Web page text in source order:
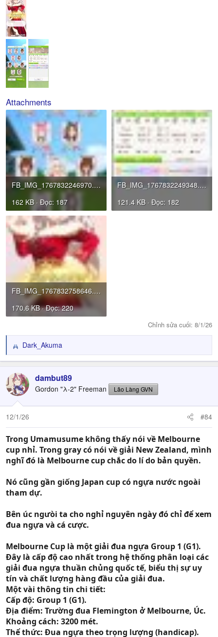
Attachments
FB_IMG_1767832246970.jpg
162 KB · Đọc: 187
FB_IMG_1767832249348.jpg
121.4 KB · Đọc: 182
FB_IMG_1767832758646.jpg
170.6 KB · Đọc: 220
Chỉnh sửa cuối: 8/1/26
R
e
c
t
i
o
n
Dark_Akuma
dambut89
Gordon "λ-2" Freeman Lão Làng GVN
12/1/26 #84
Trong Umamusume không thấy nói về Melbourne
cup nhỉ. Trong gray có nói về giải New Zealand, mình
nghĩ đó là Melbourne cup chắc do lí do bản quyền.
Nó cũng gần giống Japan cup có ngựa nước ngoài
tham dự.
Bên úc ngưòi ta cho nghỉ nguyên ngày đó chỉ để xem
đua ngựa và cá cược.
Melbourne Cup là một giải đua ngựa Group 1 (G1).
Đây là cấp độ cao nhất trong hệ thống phân loại các
giải đua ngựa thuần chủng quốc tế, biểu thị sự uy
tín và chất lượng hàng đầu của giải đua.
Một vài thông tin chi tiết:
Cấp độ: Group 1 (G1).
Địa điểm: Trường đua Flemington ở Melbourne, Úc.
Khoảng cách: 3200 mét.
Thể thức: Đua ngựa theo trọng lượng (handicap).